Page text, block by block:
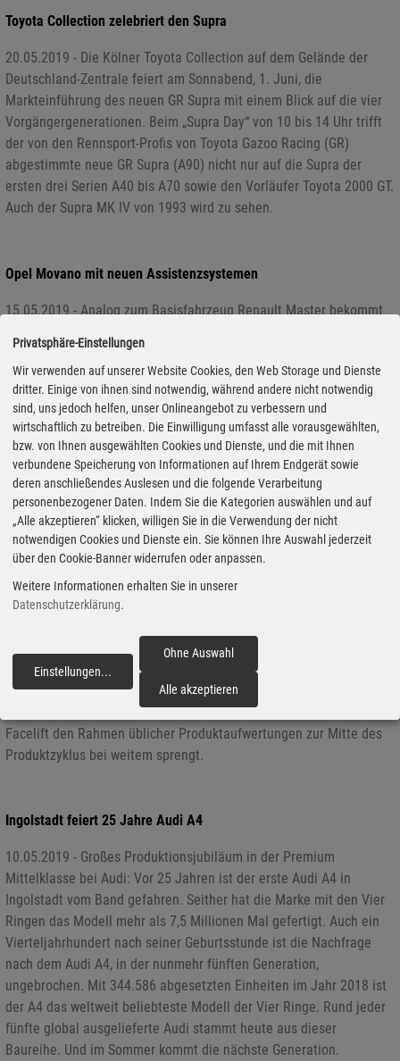
Toyota Collection zelebriert den Supra
20.05.2019 - Die Kölner Toyota Collection auf dem Gelände der
Deutschland-Zentrale feiert am Sonnabend, 1. Juni, die
Markteinführung des neuen GR Supra mit einem Blick auf die vier
Vorgängergenerationen. Beim „Supra Day“ von 10 bis 14 Uhr trifft
der von den Rennsport-Profis von Toyota Gazoo Racing (GR)
abgestimmte neue GR Supra (A90) nicht nur auf die Supra der
ersten drei Serien A40 bis A70 sowie den Vorläufer Toyota 2000 GT.
Auch der Supra MK IV von 1993 wird zu sehen.
Opel Movano mit neuen Assistenzsystemen
15.05.2019 - Analog zum Basisfahrzeug Renault Master bekommt
einer neuen Frontgestaltung gibt es vor allem neue
Assistenzsysteme. Dazu zählt ein „Rear-Vision“-Rückfahrkamera-
System, ein Toter-Winkel-Warner und Spurhalteassistent. Ein
weiteres neues System ist der Seitenwindassistent. Hinzu kommt
das neue vernetzte Infotainmentangebot Navi 50 Intelli-Link Pro
mit Sieben-Zoll-Farb-Touchscreen sowie Apple Carplay und Android
Auto. Geeignete Smartphones können außerdem kabellos geladen
werden.
Vorstellung Audi A4: Schöner und besser
15.05.2019 - Im vergangenen Jahr wurde nichts ausgelassen, um
den Bayern ein Bein gestellt, wo es nur ging. Doch jetzt melden
sich die Ingolstädter wieder zurück: Der Zertifizierungsengpass
beim Antrieb ist Vergangenheit, mehrere Baureihen stehen vor der
Markteinführung. Darunter auch der überarbeitete A4, dessen
Facelift den Rahmen üblicher Produktaufwertungen zur Mitte des
Produktzyklus bei weitem sprengt.
Ingolstadt feiert 25 Jahre Audi A4
10.05.2019 - Großes Produktionsjubiläum in der Premium
Mittelklasse bei Audi: Vor 25 Jahren ist der erste Audi A4 in
Ingolstadt vom Band gefahren. Seither hat die Marke mit den Vier
Ringen das Modell mehr als 7,5 Millionen Mal gefertigt. Auch ein
Vierteljahrhundert nach seiner Geburtsstunde ist die Nachfrage
nach dem Audi A4, in der nunmehr fünften Generation,
ungebrochen. Mit 344.586 abgesetzten Einheiten im Jahr 2018 ist
der A4 das weltweit beliebteste Modell der Vier Ringe. Rund jeder
fünfte global ausgelieferte Audi stammt heute aus dieser
Baureihe. Und im Sommer kommt die nächste Generation.
Privatsphäre-Einstellungen
Wir verwenden auf unserer Website Cookies, den Web Storage und Dienste
dritter. Einige von ihnen sind notwendig, während andere nicht notwendig
sind, uns jedoch helfen, unser Onlineangebot zu verbessern und
wirtschaftlich zu betreiben. Die Einwilligung umfasst alle vorausgewählten,
bzw. von Ihnen ausgewählten Cookies und Dienste, und die mit Ihnen
verbundene Speicherung von Informationen auf Ihrem Endgerät sowie
deren anschließendes Auslesen und die folgende Verarbeitung
personenbezogener Daten. Indem Sie die Kategorien auswählen und auf
„Alle akzeptieren“ klicken, willigen Sie in die Verwendung der nicht
notwendigen Cookies und Dienste ein. Sie können Ihre Auswahl jederzeit
über den Cookie-Banner widerrufen oder anpassen.
Weitere Informationen erhalten Sie in unserer
Datenschutzerklärung.
Einstellungen...
Ohne Auswahl
Alle akzeptieren